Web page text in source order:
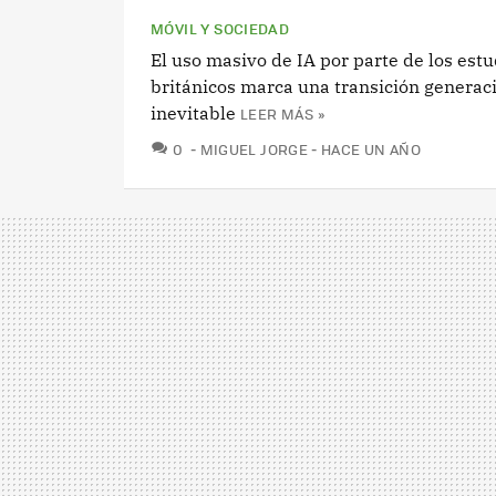
MÓVIL Y SOCIEDAD
El uso masivo de IA por parte de los
británicos marca una transición
inevitable LEER MÁS »
0 COMENTARIOS
MIGUEL JORGE HACE UN AÑO